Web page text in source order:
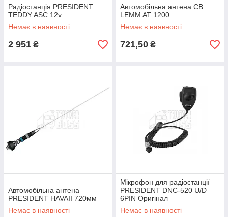
Радіостанція PRESIDENT
TEDDY ASC 12v
Немає в наявності
2 951 ₴
Автомобільна антена CB
LEMM AT 1200
Немає в наявності
721,50 ₴
Автомобільна антена
PRESIDENT HAVAII 720мм
Немає в наявності
Мікрофон для радіостанції
PRESIDENT DNC-520 U/D
6PIN Оригінал
Немає в наявності